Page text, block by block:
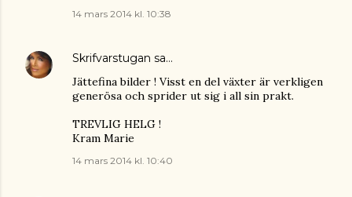
14 mars 2014 kl. 10:38
Skrifvarstugan sa…
Jättefina bilder ! Visst en del växter är verkligen
generösa och sprider ut sig i all sin prakt.
TREVLIG HELG !
Kram Marie
14 mars 2014 kl. 10:40